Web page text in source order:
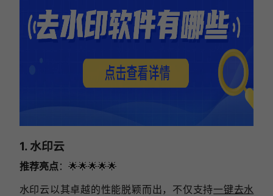
1. 水印云
推荐亮点 ：🌟🌟🌟🌟🌟
水印云以其卓越的性能脱颖而出，不仅支持一键去水